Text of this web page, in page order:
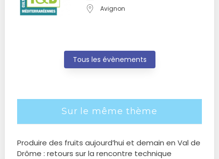
Avignon
Tous les évènements
Sur le même thème
Produire des fruits aujourd’hui et demain en Val de
Drôme : retours sur la rencontre technique